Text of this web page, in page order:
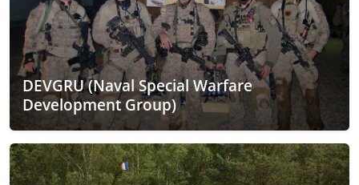
DEVGRU (Naval Special Warfare
Development Group)